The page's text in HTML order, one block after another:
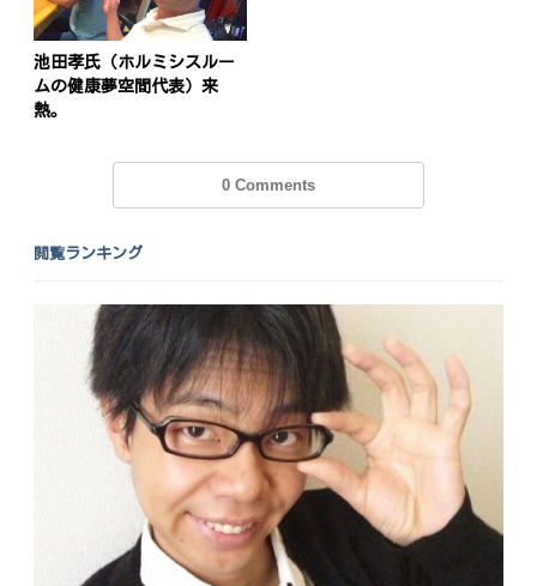
池田孝氏（ホルミシスルー
ムの健康夢空間代表）来
熱。
0 Comments
閲覧ランキング